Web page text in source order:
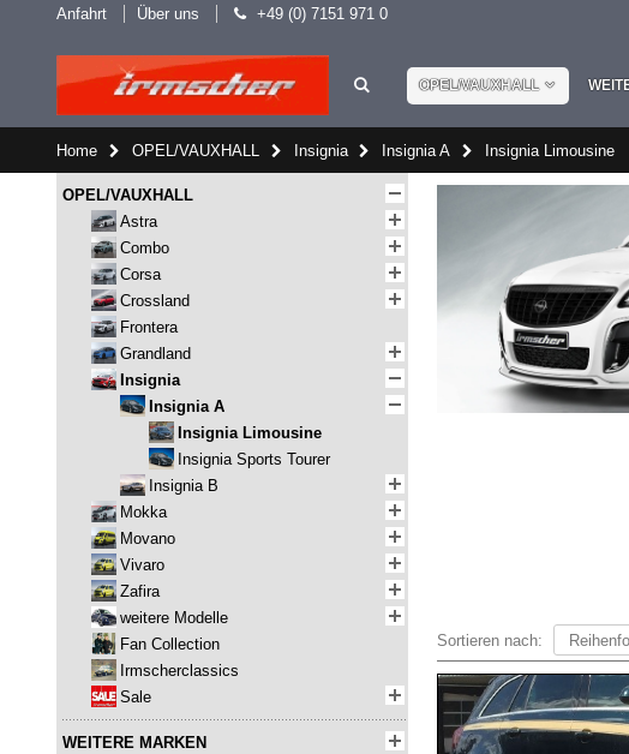
Anfahrt Über uns +49 (0) 7151 971 0
OPEL/VAUXHALL
Home OPEL/VAUXHALL Insignia Insignia A Insignia Limousine
Sortieren nach:
OPEL/VAUXHALL
Astra
Combo
Corsa
Crossland
Frontera
Grandland
Insignia
Insignia A
Insignia Limousine
Insignia Sports Tourer
Insignia B
Mokka
Movano
Vivaro
Zafira
weitere Modelle
Fan Collection
Irmscherclassics
Sale
WEITERE MARKEN